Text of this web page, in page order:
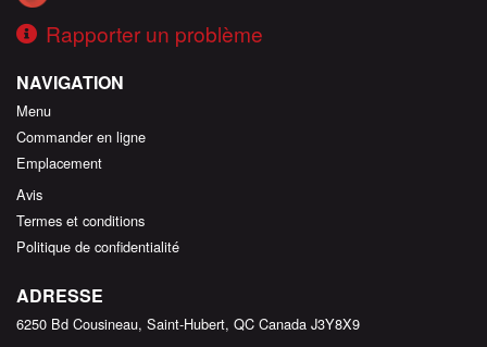
Rapporter un problème
NAVIGATION
Menu
Commander en ligne
Emplacement
Avis
Termes et conditions
Politique de confidentialité
ADRESSE
6250 Bd Cousineau, Saint-Hubert, QC Canada J3Y8X9